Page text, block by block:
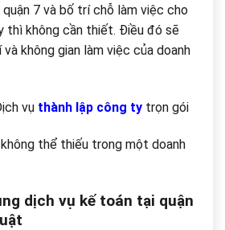
7 và bố trí chỗ làm việc cho
thì không cần thiết. Điều đó sẽ
không gian làm việc của doanh
vụ thành lập công ty trọn gói
thể thiếu trong một doanh
dịch vụ kế toán tại quận